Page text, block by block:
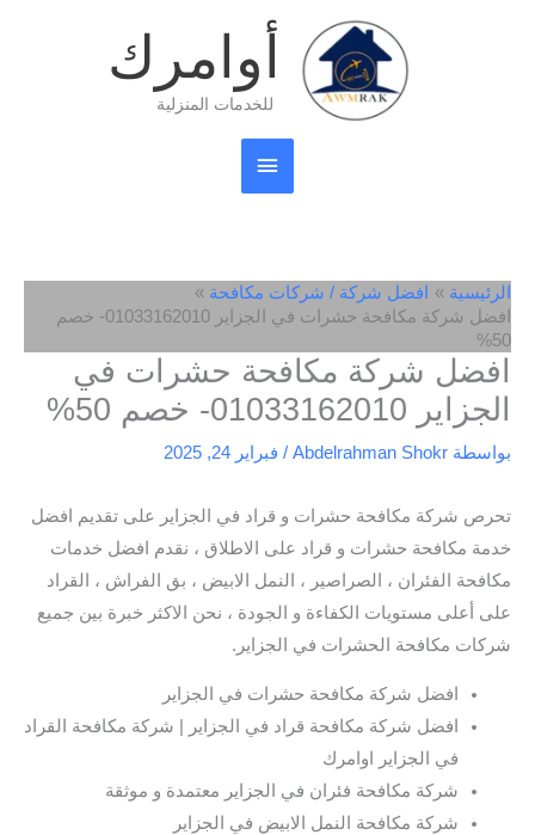
أوامرك
للخدمات المنزلية
القائمة
الرئيسية
الرئيسية
افضل شركة / شركات مكافحة
افضل شركة مكافحة حشرات في الجزاير 01033162010- خصم
50%
افضل شركة مكافحة حشرات في
الجزاير 01033162010- خصم 50%
بواسطة Abdelrahman Shokr
/ فبراير 24, 2025
تحرص شركة مكافحة حشرات و قراد في الجزاير على تقديم افضل
خدمة مكافحة حشرات و قراد على الاطلاق ، نقدم افضل خدمات
مكافحة الفئران ، الصراصير ، النمل الابيض ، بق الفراش ، القراد
على أعلى مستويات الكفاءة و الجودة ، نحن الاكثر خبرة بين جميع
شركات مكافحة الحشرات في الجزاير.
افضل شركة مكافحة حشرات في الجزاير
افضل شركة مكافحة قراد في الجزاير | شركة مكافحة القراد
في الجزاير اوامرك
شركة مكافحة فئران في الجزاير معتمدة و موثقة
شركة مكافحة النمل الابيض في الجزاير